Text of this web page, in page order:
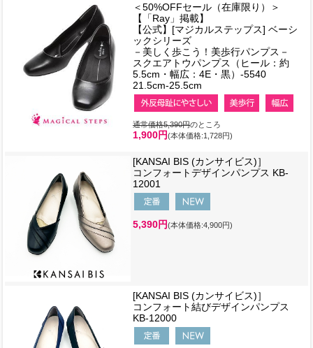
＜50%OFFセール（在庫限り）＞
【「Ray」掲載】
【公式】[マジカルステップス] ベーシ
ックシリーズ
－美しく歩こう！美歩行パンプス－
スクエアトウパンプス（ヒール：約
5.5cm・幅広：4E・黒）-5540
21.5cm-25.5cm
通常価格5,390円のところ
1,900円(本体価格:1,728円)
[KANSAI BIS (カンサイビス)］
コンフォートデザインパンプス KB-
12001
5,390円(本体価格:4,900円)
[KANSAI BIS (カンサイビス)］
コンフォート結びデザインパンプス
KB-12000